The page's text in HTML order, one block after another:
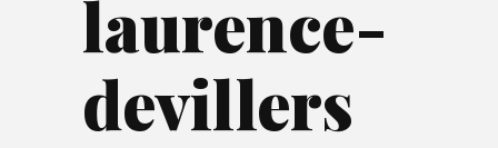
laurence-
devillers